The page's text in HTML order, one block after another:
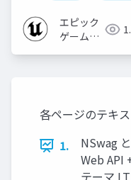
エピック
ゲームズ
各ページのテキ
1.
NSwag
Web API